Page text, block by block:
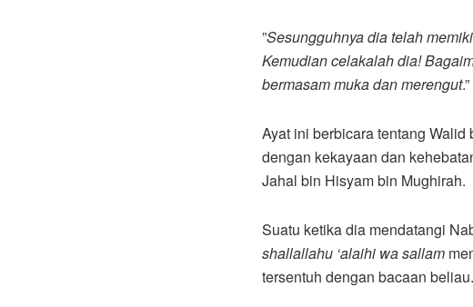
”Sesungguhnya dia telah
Kemudian celakalah dia!
bermasam muka dan merengut
Ayat ini berbicara tentang
dengan kekayaan dan
Jahal bin Hisyam bin Mughirah.
Suatu ketika dia mendatangi
shallallahu ‘alaihi wa sallam
tersentuh dengan bacaan